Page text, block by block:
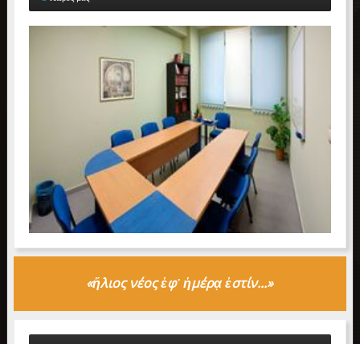
«ἥλιοςνέος ἐφ᾽ ἡμέρᾳἐστίν...»